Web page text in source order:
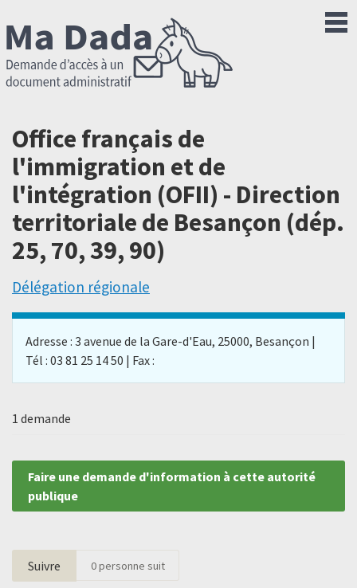
Office français de
l'immigration et de
l'intégration (OFII) - Direction
territoriale de Besançon (dép.
25, 70, 39, 90)
Délégation régionale
Adresse : 3 avenue de la Gare-d'Eau, 25000, Besançon |
Tél : 03 81 25 14 50 | Fax :
1 demande
Faire une demande d'information à cette autorité
publique
Suivre 0personne suit